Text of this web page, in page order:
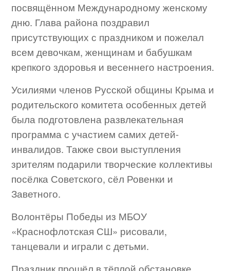
посвящённом Международному женскому
дню. Глава района поздравил
присутствующих с праздником и пожелал
всем девочкам, женщинам и бабушкам
крепкого здоровья и весеннего настроения.
Усилиями членов Русской общины Крыма и
родительского комитета особенных детей
была подготовлена развлекательная
программа с участием самих детей-
инвалидов. Также свои выступления
зрителям подарили творческие коллективы
посёлка Советского, сёл Ровенки и
Заветного.
Волонтёры Победы из МБОУ
«Краснофлотская СШ» рисовали,
танцевали и играли с детьми.